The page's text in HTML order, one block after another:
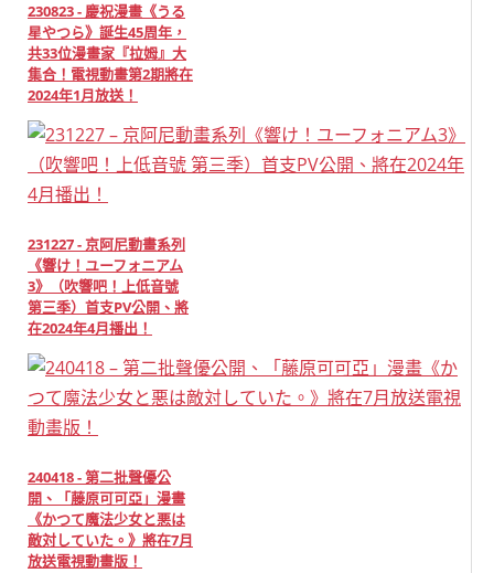
230823 - 慶祝漫畫《うる
星やつら》誕生45周年，
共33位漫畫家『拉姆』大
集合！電視動畫第2期將在
2024年1月放送！
231227 - 京阿尼動畫系列
《響け！ユーフォニアム
3》（吹響吧！上低音號
第三季）首支PV公開、將
在2024年4月播出！
240418 - 第二批聲優公
開、「藤原可可亞」漫畫
《かつて魔法少女と悪は
敵対していた。》將在7月
放送電視動畫版！